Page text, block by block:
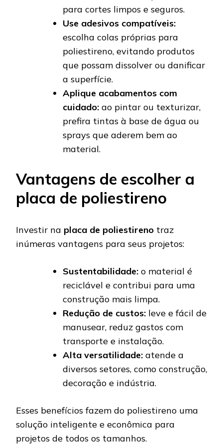
para cortes limpos e seguros.
Use adesivos compatíveis:
escolha colas próprias para
poliestireno, evitando produtos
que possam dissolver ou danificar
a superfície.
Aplique acabamentos com
cuidado: ao pintar ou texturizar,
prefira tintas à base de água ou
sprays que aderem bem ao
material.
Vantagens de escolher a
placa de poliestireno
Investir na placa de poliestireno traz
inúmeras vantagens para seus projetos:
Sustentabilidade: o material é
reciclável e contribui para uma
construção mais limpa.
Redução de custos: leve e fácil de
manusear, reduz gastos com
transporte e instalação.
Alta versatilidade: atende a
diversos setores, como construção,
decoração e indústria.
Esses benefícios fazem do poliestireno uma
solução inteligente e econômica para
projetos de todos os tamanhos.